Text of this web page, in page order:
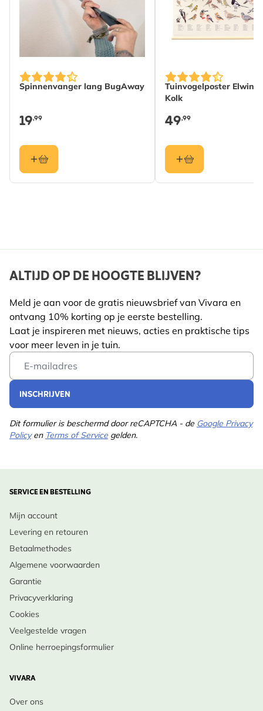
Ingrediënten: verzeepte karitéboter* en cacaoboter*;
water; avocado-olie*; jojobaolie*.
naamgeving): sodium shea butterate*, sodium cocoa
butterate*, aqua, persea gratissima oil*, simmondsia
chinensis oil*.
Gewicht per stuk: ca. 100 gram
Spinnenvanger lang BugAway
19,99
Tuinvogelposter Elwin
Kolk
49,99
ALTIJD OP DE HOOGTE BLIJVEN?
Meld je aan voor de gratis nieuwsbrief van Vivara en
ontvang 10% korting op je eerste bestelling.
Laat je inspireren met nieuws, acties en praktische tips
voor meer leven in je tuin.
Email Address
INSCHRIJVEN
Dit formulier is beschermd door reCAPTCHA - de Google Privacy
Policyen Terms of Service gelden.
SERVICE EN BESTELLING
Mijn account
Levering en retouren
Betaalmethodes
Algemene voorwaarden
Garantie
Privacyverklaring
Cookies
Veelgestelde vragen
Online herroepingsformulier
VIVARA
Over ons